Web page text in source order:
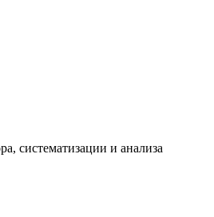
систематизации и анализа